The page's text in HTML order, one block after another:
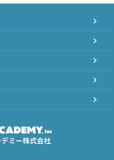
chevron_right
chevron_right
chevron_right
chevron_right
chevron_right
ミー株式会社